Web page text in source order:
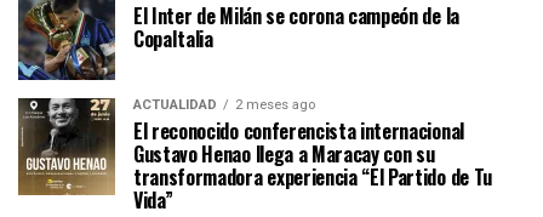
El Inter de Milán se corona campeón de la
CopaItalia
ACTUALIDAD 2 meses ago
El reconocido conferencista internacional
Gustavo Henao llega a Maracay con su
transformadora experiencia “El Partido de Tu
Vida”